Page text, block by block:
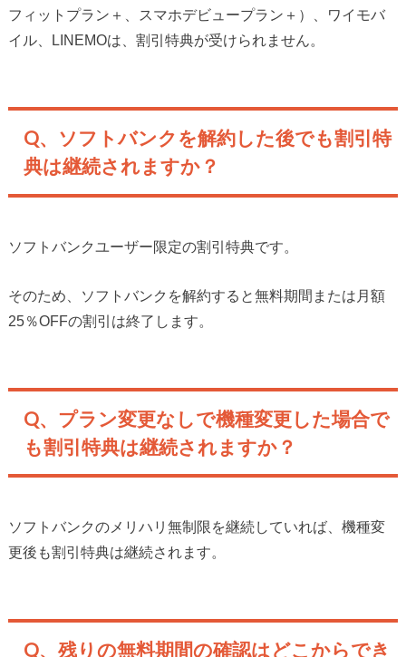
フィットプラン＋、スマホデビュープラン＋）、ワイモバ
イル、LINEMOは、割引特典が受けられません。
Q、ソフトバンクを解約した後でも割引特
典は継続されますか？
ソフトバンクユーザー限定の割引特典です。
そのため、ソフトバンクを解約すると無料期間または月額
25％OFFの割引は終了します。
Q、プラン変更なしで機種変更した場合で
も割引特典は継続されますか？
ソフトバンクのメリハリ無制限を継続していれば、機種変
更後も割引特典は継続されます。
Q、残りの無料期間の確認はどこからでき